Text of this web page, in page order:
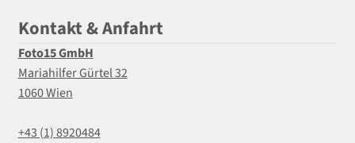
Kontakt & Anfahrt
Foto15 GmbH
Mariahilfer Gürtel 32
1060 Wien
+43 (1) 8920484